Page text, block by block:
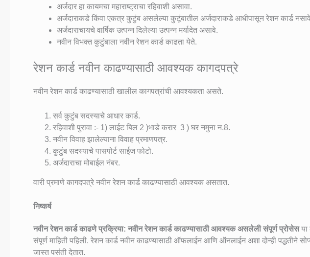
अर्जदार हा कायमचा महाराष्ट्राचा रहिवाशी असावा.
अर्जदाराकडे किंवा एकत्र कुटुंब असलेल्या कुटूंबातील अर्जदाराकडे आधीपासून रेशन कार्ड
अर्जदाराचायचे वार्षिक उत्पन्न दिलेल्या उत्पन्न मर्यादेत असावे.
नवीन विभक्त कुटुंबाला नवीन रेशन कार्ड काढता येते.
रेशन कार्ड नवीन काढण्यासाठी आवश्यक कागदपत्रे
नवीन रेशन कार्ड काढण्यासाठी खालील कागपत्रांची आवश्यकता असते.
सर्व कुटुंब सदस्याचे आधार कार्ड.
रहिवाशी पुरावा :- 1) लाईट बिल 2 )भाडे करार 3 ) घर नमुना न.8.
नवीन विवाह झालेल्याना विवाह प्रमाणपत्र.
कुटुंब सदस्याचे पासपोर्ट साईज फोटो.
अर्जदाराचा मोबाईल नंबर.
वारी प्रमाणे कागदपत्रे नवीन रेशन कार्ड काढण्यासाठी आवश्यक असतात.
निष्कर्ष
नवीन रेशन कार्ड काढणे प्रक्रिया: नवीन रेशन कार्ड काढण्यासाठी आवश्यक असलेली संपूर्ण प्रोसेसया
संपूर्ण माहिती पहिली. रेशन कार्ड नवीन काढण्यासाठी ऑफलाईन आणि ऑनलाईन अशा दोन्ही पद्धतीने
जास्त पसंती देतात.